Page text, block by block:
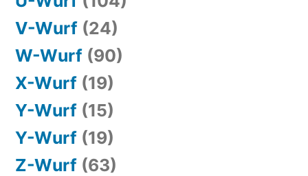
V-Wurf (24)
W-Wurf (90)
X-Wurf (19)
Y-Wurf (15)
Y-Wurf (19)
Z-Wurf (63)